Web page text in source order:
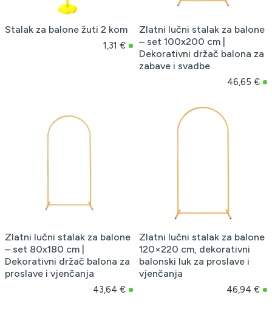
Stalak za balone žuti 2 kom
1,31 €
Zlatni lučni stalak za balone
– set 100x200 cm |
Dekorativni držač balona za
zabave i svadbe
46,65 €
Zlatni lučni stalak za balone
– set 80x180 cm |
Dekorativni držač balona za
proslave i vjenčanja
43,64 €
Zlatni lučni stalak za balone
120×220 cm, dekorativni
balonski luk za proslave i
vjenčanja
46,94 €